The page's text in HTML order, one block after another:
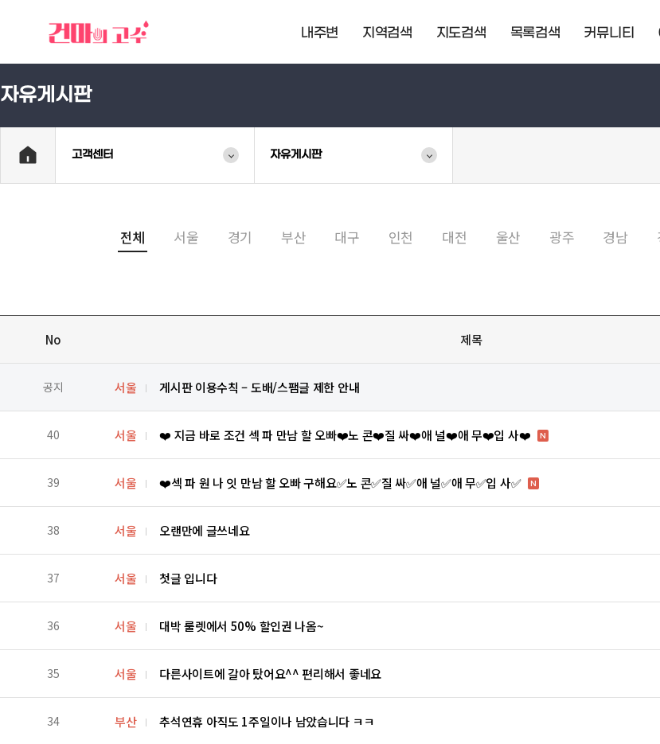
내주변 지역검색 지도검색 목록검색 커뮤니티
자유게시판
고객센터 자유게시판
전체 서울 경기 부산 대구 인천 대전 울산 광주 경남
No 제목
공지 서울 게시판 이용수칙 – 도배/스팸글 제한 안내
40 서울 ❤️ 지금 바로 조건 섹 파 만남 할 오빠❤️노 콘❤️질 싸❤️애 널❤️애 무❤️입 사❤️ N
39 서울 ❤️섹 파 원 나 잇 만남 할 오빠 구해요✅노 콘✅질 싸✅애 널✅애 무✅입 사✅ N
38 서울 오랜만에 글쓰네요
37 서울 첫글 입니다
36 서울 대박 룰렛에서 50% 할인권 나옴~
35 서울 다른사이트에 갈아 탔어요^^ 편리해서 좋네요
34 부산 추석연휴 아직도 1주일이나 남았습니다 ㅋㅋ